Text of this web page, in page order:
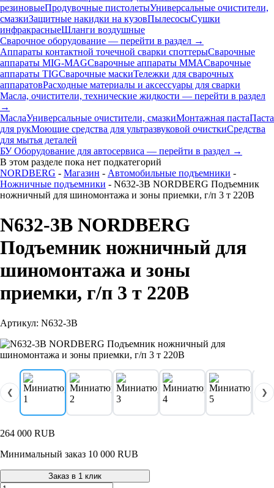
резиновыеПродувочные пистолетыУниверсальные очистители,
смазкиЗащитные накидки на кузовПылесосыСушки
инфракрасныеШланги воздушные
Сварочное оборудование — перейти в раздел →
Аппараты контактной точечной сварки cпоттерыСварочные
аппараты MIG-MAGСварочные аппараты MMAСварочные
аппараты TIGСварочные маскиТележки для сварочных
аппаратовРасходные материалы и аксессуары для сварки
Масла, очистители, технические жидкости — перейти в раздел
→
МаслаУниверсальные очистители, смазкиМонтажная пастаПаста
для рукМоющие средства для ультразвуковой очисткиСредства
для мытья деталей
БУ Оборудование для автосервиса — перейти в раздел →
В этом разделе пока нет подкатегорий
NORDBERG - Магазин - Автомобильные подъемники -
Ножничные подъемники - N632-3B NORDBERG Подъемник
ножничный для шиномонтажа и зоны приемки, г/п 3 т 220В
N632-3B NORDBERG
Подъемник ножничный для
шиномонтажа и зоны
приемки, г/п 3 т 220В
Артикул: N632-3B
❮ ❯
264 000 RUB
Минимальный заказ 10 000 RUB
Заказ в 1 клик